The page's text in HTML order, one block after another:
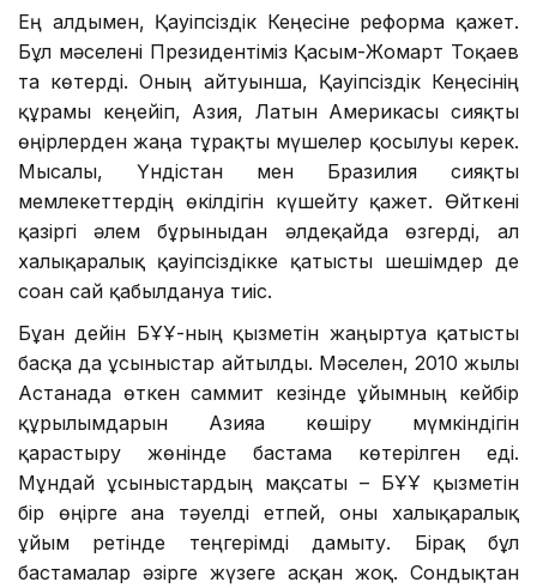
Ең алдымен, Қауіпсіздік Кеңесіне реформа қажет.
Бұл мәселені Президентіміз Қасым-Жомарт Тоқаев
та көтерді. Оның айтуынша, Қауіпсіздік Кеңесінің
құрамы кеңейіп, Азия, Латын Америкасы сияқты
өңірлерден жаңа тұрақты мүшелер қосылуы керек.
Мысалы, Үндістан мен Бразилия сияқты
мемлекеттердің өкілдігін күшейту қажет. Өйткені
қазіргі әлем бұрынғыдан әлдеқайда өзгерді, ал
халықаралық қауіпсіздікке қатысты шешімдер де
соған сай қабылдануға тиіс.
Бұған дейін БҰҰ-ның қызметін жаңғыртуға қатысты
басқа да ұсыныстар айтылды. Мәселен, 2010 жылы
Астанада өткен саммит кезінде ұйымның кейбір
құрылымдарын Азияға көшіру мүмкіндігін
қарастыру жөнінде бастама көтерілген еді.
Мұндай ұсыныстардың мақсаты – БҰҰ қызметін
бір өңірге ғана тәуелді етпей, оны халықаралық
ұйым ретінде теңгерімді дамыту. Бірақ бұл
бастамалар әзірге жүзеге асқан жоқ. Сондықтан